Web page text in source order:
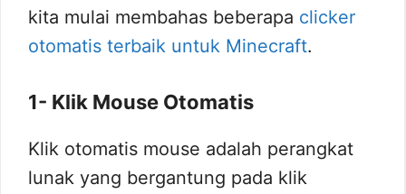
kita mulai membahas beberapa clicker
otomatis terbaik untuk Minecraft.
1- Klik Mouse Otomatis
Klik otomatis mouse adalah perangkat
lunak yang bergantung pada klik